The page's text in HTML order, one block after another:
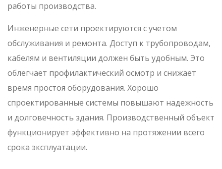
работы производства.
Инженерные сети проектируются с учетом
обслуживания и ремонта. Доступ к трубопроводам,
кабелям и вентиляции должен быть удобным. Это
облегчает профилактический осмотр и снижает
время простоя оборудования. Хорошо
спроектированные системы повышают надежность
и долговечность здания. Производственный объект
функционирует эффективно на протяжении всего
срока эксплуатации.